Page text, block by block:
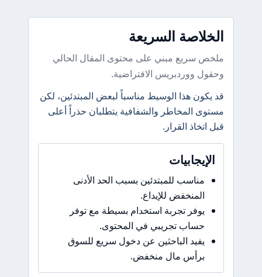
الخلاصة السريعة
ملخص سريع مبني على محتوى المقال الحالي
وحقول ووردبريس الافتراضية.
قد يكون هذا الوسيط مناسباً لبعض المبتدئين، لكن
مستوى المخاطر والشفافية يتطلبان حذراً أعلى
قبل اتخاذ القرار.
الإيجابيات
مناسب للمبتدئين بسبب الحد الأدنى
المنخفض للإيداع.
يوفر تجربة استخدام بسيطة مع توفر
حساب تجريبي في المحتوى.
يفيد الباحثين عن دخول سريع للسوق
برأس مال منخفض.